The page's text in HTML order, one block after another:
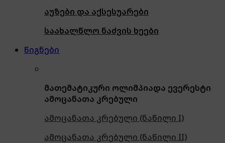
აუზები და აქსესუარები
საახალწლო ნაძვის ხეები
წიგნები
მათემატიკური ოლიმპიადა ევერესტი
ამოცანათა კრებული
ამოცანათა კრებული (ნაწილი I)
ამოცანათა კრებული (ნაწილი II)